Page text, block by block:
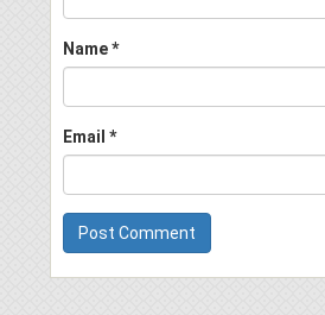
Name*
Email *